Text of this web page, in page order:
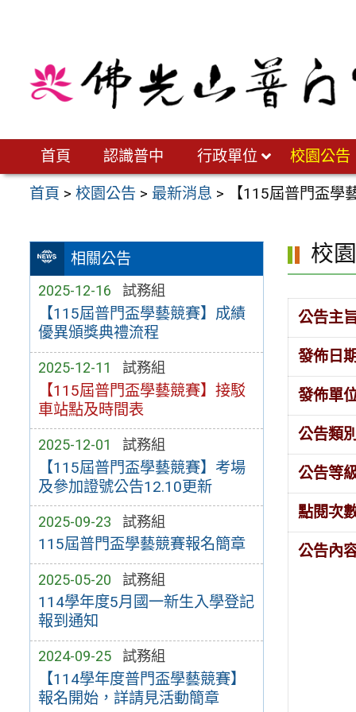
首頁 認識普中 行政單位 校園公告
首頁 >校園公告 > 最新消息 > 【115屆普門盃學
相關公告
2025-12-16 試務組
【115屆普門盃學藝競賽】成績
優異頒獎典禮流程
2025-12-11 試務組
【115屆普門盃學藝競賽】接駁
車站點及時間表
2025-12-01 試務組
【115屆普門盃學藝競賽】考場
及參加證號公告12.10更新
2025-09-23 試務組
115屆普門盃學藝競賽報名簡章
2025-05-20 試務組
114學年度5月國一新生入學登記
報到通知
2024-09-25 試務組
【114學年度普門盃學藝競賽】
報名開始，詳請見活動簡章
校
公告主
發佈日
發佈單
公告類
公告等
點閱次
公告內